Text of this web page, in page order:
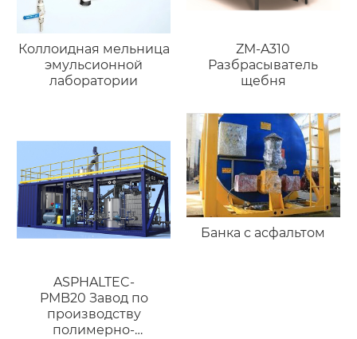
Коллоидная мельница
эмульсионной
лаборатории
ZM-A310
Разбрасыватель
щебня
ASPHALTEC-
PMB20 Завод по
производству
полимерно-
Банка с асфальтом